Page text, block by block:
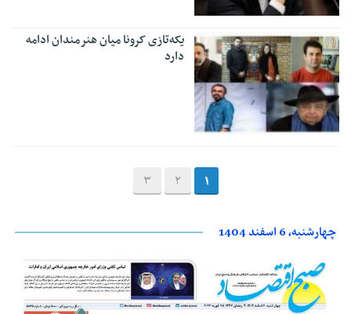
یکه‌تازی کرونا میان هنرمندان ادامه
دارد
1
2
3
چهارشنبه، 6 اسفند 1404